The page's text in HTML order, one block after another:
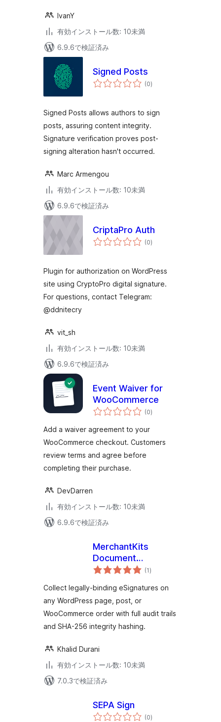
IvanY
有効インストール数: 10未満
6.9.6で検証済み
Signed Posts
(0個
の)
Signed Posts allows authors to sign
posts, assuring content integrity.
Signature verification proves post-
signing alteration hasn't occurred.
Marc Armengou
有効インストール数: 10未満
6.9.6で検証済み
CriptaPro Auth
(0個
の)
Plugin for authorization on WordPress
site using CryptoPro digital signature.
For questions, contact Telegram:
@ddnitecry
vit_sh
有効インストール数: 10未満
6.9.6で検証済み
Event Waiver for
WooCommerce
(0個
の)
Add a waiver agreement to your
WooCommerce checkout. Customers
review terms and agree before
completing their purchase.
DevDarren
有効インストール数: 10未満
6.9.6で検証済み
MerchantKits
Document
Signatures
(1個
の
価
)
Collect legally-binding eSignatures on
any WordPress page, post, or
WooCommerce order with full audit trails
and SHA-256 integrity hashing.
Khalid Durani
有効インストール数: 10未満
7.0.3で検証済み
SEPA Sign
(0個
の)